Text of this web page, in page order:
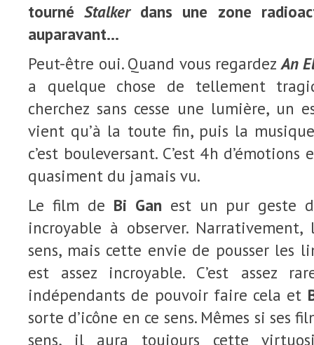
tournéStalkerdans une zone
auparavant…
Peut-être oui. Quand vous regardezAn
a quelque chose de tellement
cherchez sans cesse une lumière, un
vient qu’à la toute fin, puis la
c’est bouleversant. C’est 4h
quasiment du jamais vu.
Le film de Bi Gan est un pur geste
incroyable à observer.
sens, mais cette envie de pousser les
est assez incroyable. C’est assez
indépendants de pouvoir faire cela et
sorte d’icône en ce sens. Mêmes si ses
sens, il aura toujours cette